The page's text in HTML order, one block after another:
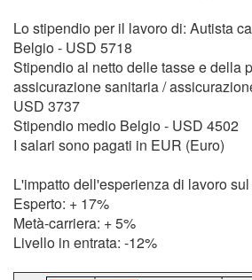
Lo stipendio per il lavoro di: Autista
Belgio - USD 5718
Stipendio al netto delle tasse e della
assicurazione sanitaria /
USD 3737
Stipendio medio Belgio - USD 4502
I salari sono pagati in EUR (Euro)
L'impatto dell'esperienza di lavoro
Esperto: + 17%
Metà-carriera: + 5%
Livello in entrata: -12%